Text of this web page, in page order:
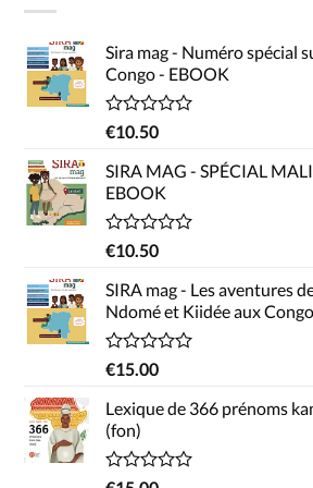
Sira mag - Numéro spécial
Congo - EBOOK
Note
sur
5
€10.50
SIRA MAG - SPÉCIAL
EBOOK
Note
sur
5
€10.50
SIRA mag - Les aventures
Ndomé et Kiidée aux Congo
Note
sur
5
€15.00
Lexique de 366 prénoms
(fon)